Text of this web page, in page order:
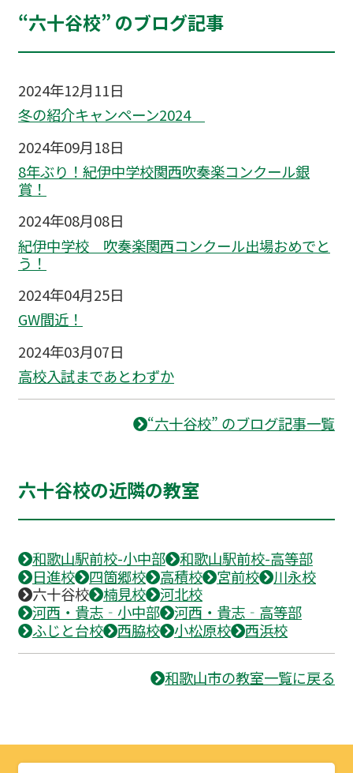
“六十谷校” のブログ記事
2024年12月11日
冬の紹介キャンペーン2024
2024年09月18日
8年ぶり！紀伊中学校関西吹奏楽コンクール銀
賞！
2024年08月08日
紀伊中学校 吹奏楽関西コンクール出場おめでと
う！
2024年04月25日
GW間近！
2024年03月07日
高校入試まであとわずか
“六十谷校” のブログ記事一覧
六十谷校の近隣の教室
和歌山駅前校-小中部
和歌山駅前校-高等部
日進校
四箇郷校 高積校 宮前校
川永校
六十谷校
楠見校
河北校
河西・貴志‐小中部
河西・貴志‐高等部
ふじと台校
西脇校 小松原校 西浜校
和歌山市の教室一覧に戻る